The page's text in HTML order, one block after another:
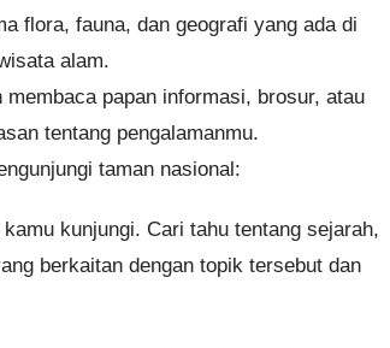
flora, fauna, dan geografi yang ada di
alam.
papan informasi, brosur, atau
tentang pengalamanmu.
taman nasional:
kunjungi. Cari tahu tentang sejarah,
berkaitan dengan topik tersebut dan